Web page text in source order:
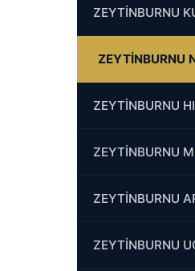
ZEYTİNBURNU
ZEYTİNBURNU
ZEYTİNBURNU
ZEYTİNBURNU
ZEYTİNBURNU
ZEYTİNBURNU